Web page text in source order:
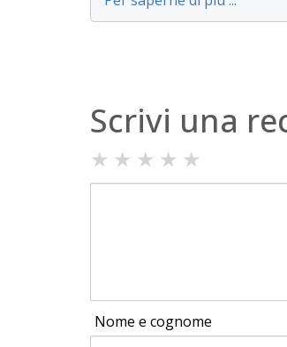
Scrivi una
★ ★ ★ ★ ★
Nome e cognome